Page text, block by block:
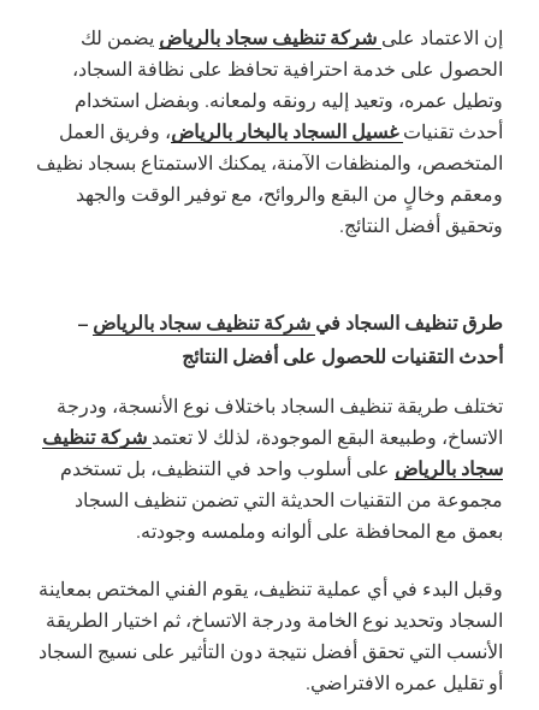
إن الاعتماد على شركة تنظيف سجاد بالرياض يضمن لك
الحصول على خدمة احترافية تحافظ على نظافة السجاد،
وتطيل عمره، وتعيد إليه رونقه ولمعانه. وبفضل استخدام
أحدث تقنيات غسيل السجاد بالبخار بالرياض، وفريق العمل
المتخصص، والمنظفات الآمنة، يمكنك الاستمتاع بسجاد نظيف
ومعقم وخالٍ من البقع والروائح، مع توفير الوقت والجهد
وتحقيق أفضل النتائج.
طرق تنظيف السجاد في شركة تنظيف سجاد بالرياض –
أحدث التقنيات للحصول على أفضل النتائج
تختلف طريقة تنظيف السجاد باختلاف نوع الأنسجة، ودرجة
الاتساخ، وطبيعة البقع الموجودة، لذلك لا تعتمد شركة تنظيف
سجاد بالرياض على أسلوب واحد في التنظيف، بل تستخدم
مجموعة من التقنيات الحديثة التي تضمن تنظيف السجاد
بعمق مع المحافظة على ألوانه وملمسه وجودته.
وقبل البدء في أي عملية تنظيف، يقوم الفني المختص بمعاينة
السجاد وتحديد نوع الخامة ودرجة الاتساخ، ثم اختيار الطريقة
الأنسب التي تحقق أفضل نتيجة دون التأثير على نسيج السجاد
أو تقليل عمره الافتراضي.